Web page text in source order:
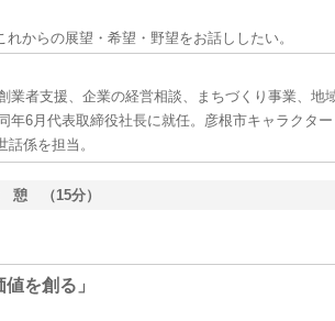
からの展望・希望・野望をお話ししたい。
者支援、企業の経営相談、まちづくり事業、地
6月代表取締役社長に就任。彦根市キャラクター
係を担当。
憩 （15分）
を創る」